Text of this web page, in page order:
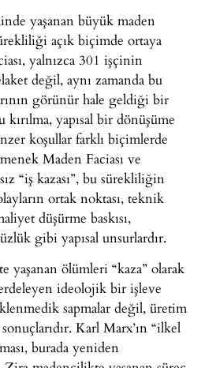
yaşanan büyük maden
açık biçimde ortaya
yalnızca 301 işçinin
değil, aynı zamanda bu
görünür hale geldiği bir
kırılma, yapısal bir dönüşüme
koşullar farklı biçimlerde
Maden Faciası ve
“iş kazası”, bu sürekliliğin
ortak noktası, teknik
düşürme baskısı,
gibi yapısal unsurlardır.
yaşanan ölümleri “kaza” olarak
ideolojik bir işleve
sapmalar değil, üretim
Karl Marx’ın “ilkel
burada yeniden